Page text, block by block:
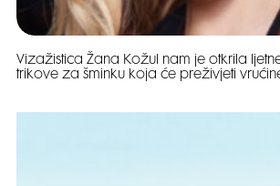
Vizažistica Žana Kožul nam je otkrila
trikove za šminku koja će preživjeti